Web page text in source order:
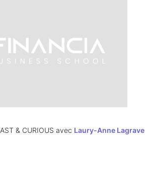
& CURIOUS avec Laury-Anne Lagrave